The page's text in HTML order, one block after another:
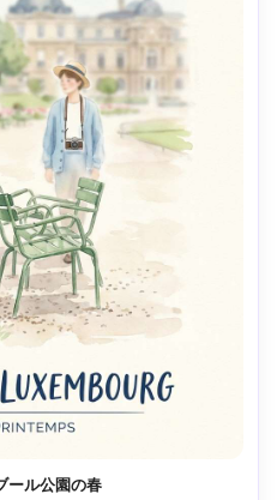
ール公園の春